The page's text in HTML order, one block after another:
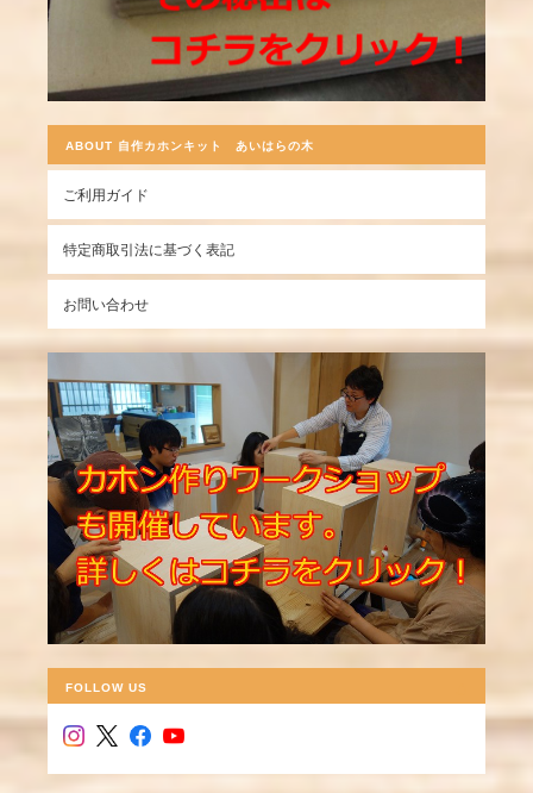
ABOUT 自作カホンキット あいはらの木
ご利用ガイド
特定商取引法に基づく表記
お問い合わせ
FOLLOW US